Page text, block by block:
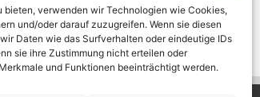
bieten, verwenden wir Technologien wie Cookies,
und/oder darauf zuzugreifen. Wenn sie diesen
Daten wie das Surfverhalten oder eindeutige IDs
sie ihre Zustimmung nicht erteilen oder
und Funktionen beeinträchtigt werden.